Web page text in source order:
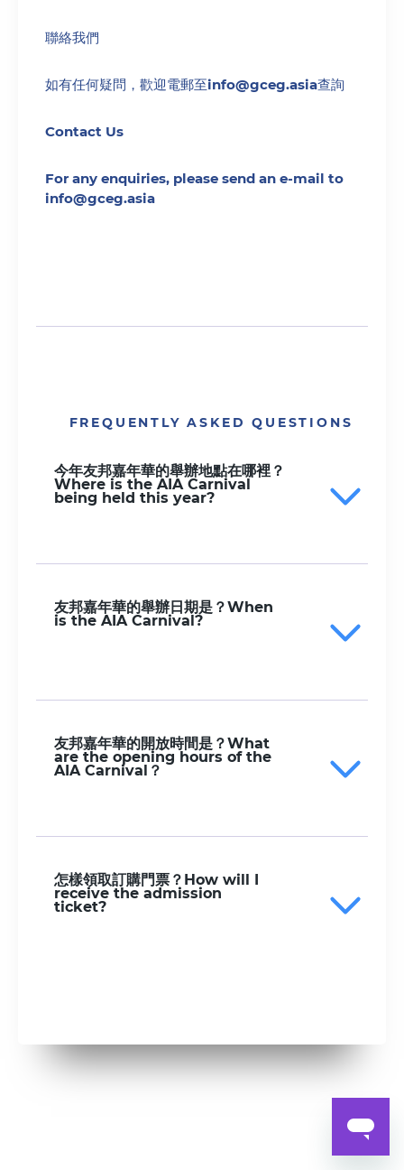
聯絡我們
如有任何疑問，歡迎電郵至info@gceg.asia查詢
Contact Us
For any enquiries, please send an e-mail to
info@gceg.asia
FREQUENTLY ASKED QUESTIONS
今年友邦嘉年華的舉辦地點在哪裡？
Where is the AIA Carnival
being held this year?
友邦嘉年華的舉辦日期是？When
is the AIA Carnival?
友邦嘉年華的開放時間是？What
are the opening hours of the
AIA Carnival？
怎樣領取訂購門票？How will I
receive the admission
ticket?